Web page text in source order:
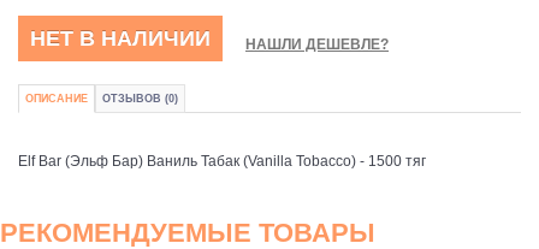
НЕТ В НАЛИЧИИ НАШЛИ ДЕШЕВЛЕ?
ОПИСАНИЕ ОТЗЫВОВ (0)
Elf Bar (Эльф Бар) Ваниль Табак (Vanilla Tobacco) - 1500 тяг
РЕКОМЕНДУЕМЫЕ ТОВАРЫ